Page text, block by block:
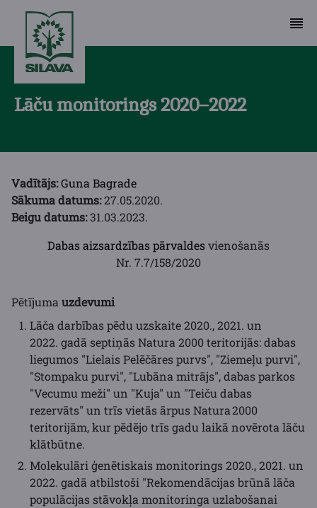
Lāču monitorings 2020–2022
Vadītājs:Guna Bagrade
Sākuma datums:27.05.2020.
Beigu datums:31.03.2023.
Dabas aizsardzības pārvaldesvienošanās
Nr. 7.7/158/2020
Pētījuma uzdevumi
Lāča darbības pēdu uzskaite 2020., 2021. un
2022. gadā septiņās Natura 2000 teritorijās: dabas
liegumos "Lielais Pelēčāres purvs", "Ziemeļu purvi",
"Stompaku purvi", "Lubāna mitrājs", dabas parkos
"Vecumu meži" un "Kuja" un "Teiču dabas
rezervāts" un trīs vietās ārpus Natura 2000
teritorijām, kur pēdējo trīs gadu laikā novērota lāču
klātbūtne.
Molekulāri ģenētiskais monitorings 2020., 2021. un
2022. gadā atbilstoši "Rekomendācijas brūnā lāča
populācijas stāvokļa monitoringa uzlabošanai